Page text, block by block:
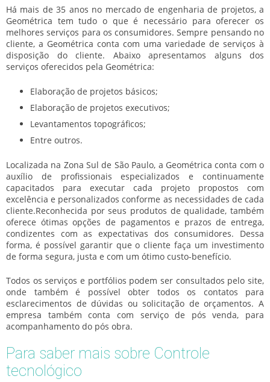
Há mais de 35 anos no mercado de engenharia de projetos, a
Geométrica tem tudo o que é necessário para oferecer os
melhores serviços para os consumidores. Sempre pensando no
cliente, a Geométrica conta com uma variedade de serviços à
disposição do cliente. Abaixo apresentamos alguns dos
serviços oferecidos pela Geométrica:
Elaboração de projetos básicos;
Elaboração de projetos executivos;
Levantamentos topográficos;
Entre outros.
Localizada na Zona Sul de São Paulo, a Geométrica conta com o
auxílio de profissionais especializados e continuamente
capacitados para executar cada projeto propostos com
excelência e personalizados conforme as necessidades de cada
cliente.Reconhecida por seus produtos de qualidade, também
oferece ótimas opções de pagamentos e prazos de entrega,
condizentes com as expectativas dos consumidores. Dessa
forma, é possível garantir que o cliente faça um investimento
de forma segura, justa e com um ótimo custo-benefício.
Todos os serviços e portfólios podem ser consultados pelo site,
onde também é possível obter todos os contatos para
esclarecimentos de dúvidas ou solicitação de orçamentos. A
empresa também conta com serviço de pós venda, para
acompanhamento do pós obra.
Para saber mais sobre Controle
tecnológico